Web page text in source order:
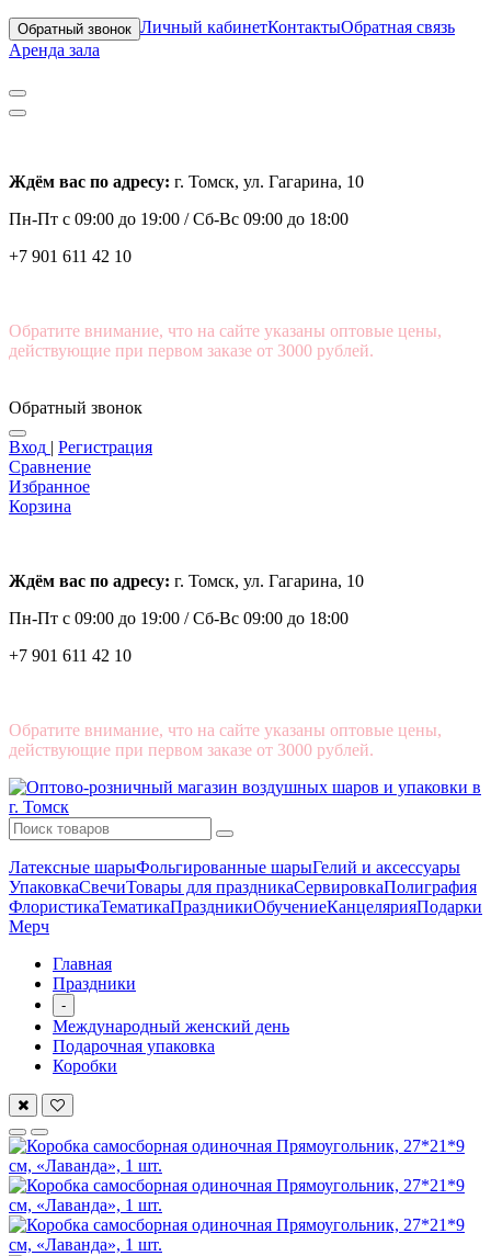
Обратный звонок Личный кабинетКонтактыОбратная связь
Аренда зала
Ждём вас по адресу: г. Томск, ул. Гагарина, 10
Пн-Пт с 09:00 до 19:00 /Сб-Вс 09:00 до 18:00
+7 901 611 42 10
Обратите внимание, что на сайте указаны оптовые цены,
действующие при первом заказе от 3000 рублей.
Обратный звонок
Вход | Регистрация
Сравнение
Избранное
Корзина
Ждём вас по адресу: г. Томск, ул. Гагарина, 10
Пн-Пт с 09:00 до 19:00 /Сб-Вс 09:00 до 18:00
+7 901 611 42 10
Обратите внимание, что на сайте указаны оптовые цены,
действующие при первом заказе от 3000 рублей.
Латексные шарыФольгированные шарыГелий и аксессуары
УпаковкаСвечиТовары для праздникаСервировкаПолиграфия
ФлористикаТематикаПраздникиОбучениеКанцелярияПодарки
Мерч
Главная
Праздники
-
Международный женский день
Подарочная упаковка
Коробки